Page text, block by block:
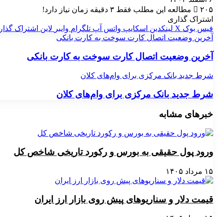
۲۰۵
مطالعه این مطلب فقط ۳ دقیقه زمان نیاز دارد!
اشتراک گذاری
فیس بوک X لینکدین اسکایپ واتس آپ تلگرام وایبر لاین اشتراک
آخرین وضعیت اتصال کارت سوخت به کارت بانکی
آخرین وضعیت اتصال کارت سوخت به کارت بانکی
شرط جدید بانک مرکزی برای وام‌های کلان
شرط جدید بانک مرکزی برای وام‌های کلان
خبرهای مشابه
ورود پول حقیقی به بورس و رکورد تاریخی شاخص کل
۱۵ مرداد ۱۴۰۵
قیمت دلار و سناریوهای پیش روی بازار ارز ایران